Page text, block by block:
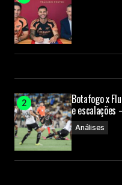
Botafogo x
e
Análises